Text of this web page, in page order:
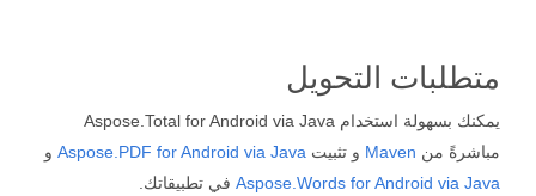
متطلبات التحويل
يمكنك بسهولة استخدام Aspose.Total for Android via Java
مباشرةً من Maven و تثبيت Aspose.PDF for Android via Java و
Aspose.Words for Android via Java في تطبيقاتك.